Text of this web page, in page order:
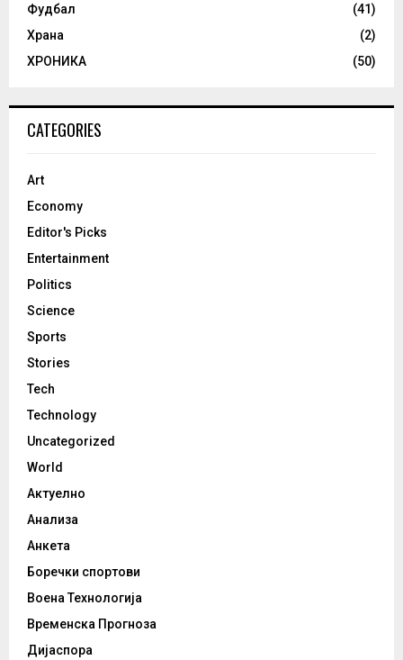
Фудбал
(41)
Храна
(2)
ХРОНИКА
(50)
CATEGORIES
Art
Economy
Editor's Picks
Entertainment
Politics
Science
Sports
Stories
Tech
Technology
Uncategorized
World
Актуелно
Анализа
Анкета
Боречки спортови
Воена Технологија
Временска Прогноза
Дијаспора